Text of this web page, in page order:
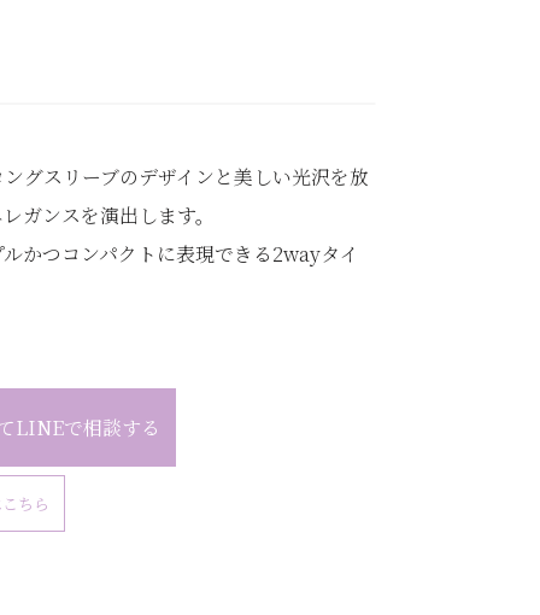
グスリーブのデザインと美しい光沢を放
ガンスを演出します。
かつコンパクトに表現できる2wayタイ
LINEで相談する
ちら